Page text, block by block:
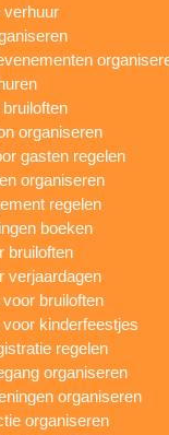
verhuur
organiseren
gasten regelen
organiseren
regelen
boeken
bruiloften
verjaardagen
bruiloften
kinderfeestjes
regelen
organiseren
organiseren
organiseren